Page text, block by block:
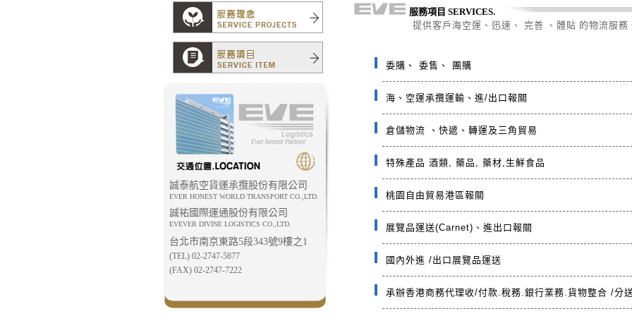
誠泰航空貨運承攬股份有限公司
EVER HONEST WORLD TRANSPORT CO.,LTD.
誠祐國際運通股份有限公司
EVEVER DIVINE LOGISTICS CO.,LTD.
台北市南京東路5段343號9樓之1
(TEL) 02-2747-5877
(FAX) 02-2747-7222
服務項目 SERVICES.
提供客戶海空運、迅速、 完善 、體貼 的物流服務
委購、 委售、 團購
海、空運承攬運輸、進/出口報關
倉儲物流 、快遞、轉運及三角貿易
特殊產品 酒類, 藥品, 藥材,生鮮食品
桃園自由貿易港區報關
展覽品運送(Carnet)、進出口報關
國內外進 /出口展覽品運送
承辦香港商務代理收/付款.稅務.銀行業務.貨物整合 /分